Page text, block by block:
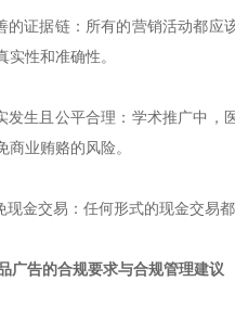
的证据链：所有的营销活动都
实性和准确性。
发生且公平合理：学术推广中
商业贿赂的风险。
现金交易：任何形式的现金交易
广告的合规要求与合规管理建议